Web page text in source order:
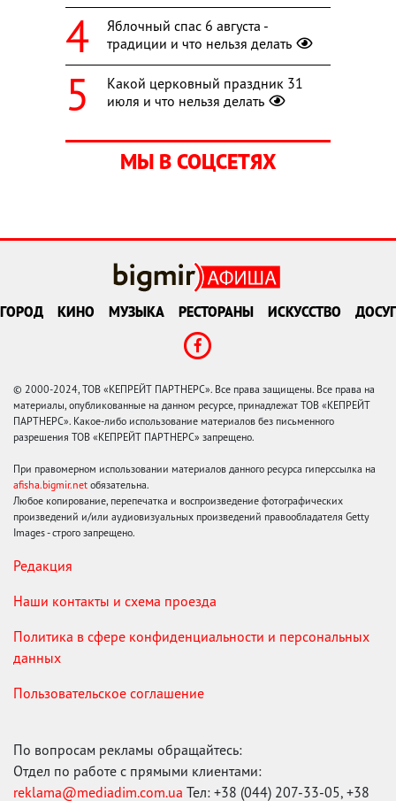
Яблочный спас 6 августа -
традиции и что нельзя делать
Какой церковный праздник 31
июля и что нельзя делать
МЫ В СОЦСЕТЯХ
ГОРОД КИНО МУЗЫКА РЕСТОРАНЫ ИСКУССТВО ДОСУГ
© 2000-2024, ТОВ «КЕПРЕЙТ ПАРТНЕРС». Все права защищены. Все права на
материалы, опубликованные на данном ресурсе, принадлежат ТОВ «КЕПРЕЙТ
ПАРТНЕРС». Какое-либо использование материалов без письменного
разрешения ТОВ «КЕПРЕЙТ ПАРТНЕРС» запрещено.
При правомерном использовании материалов данного ресурса гиперссылка на
afisha.bigmir.net обязательна.
Любое копирование, перепечатка и воспроизведение фотографических
произведений и/или аудиовизуальных произведений правообладателя Getty
Images - строго запрещено.
Редакция
Наши контакты и схема проезда
Политика в сфере конфиденциальности и персональных
данных
Пользовательское соглашение
По вопросам рекламы обращайтесь:
Отдел по работе с прямыми клиентами:
reklama@mediadim.com.ua Тел: +38 (044) 207-33-05, +38